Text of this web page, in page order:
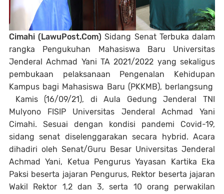
Cimahi (LawuPost.Com)Sidang Senat Terbuka dalam
rangka Pengukuhan Mahasiswa Baru Universitas
Jenderal Achmad Yani TA 2021/2022 yang sekaligus
pembukaan pelaksanaan Pengenalan Kehidupan
Kampus bagi Mahasiswa Baru (PKKMB), berlangsung
Kamis (16/09/21), di Aula Gedung Jenderal TNI
Mulyono FISIP Universitas Jenderal Achmad Yani
Cimahi. Sesuai dengan kondisi pandemi Covid-19,
sidang senat diselenggarakan secara hybrid. Acara
dihadiri oleh Senat/Guru Besar Universitas Jenderal
Achmad Yani, Ketua Pengurus Yayasan Kartika Eka
Paksi beserta jajaran Pengurus, Rektor beserta jajaran
Wakil Rektor 1,2 dan 3, serta 10 orang perwakilan